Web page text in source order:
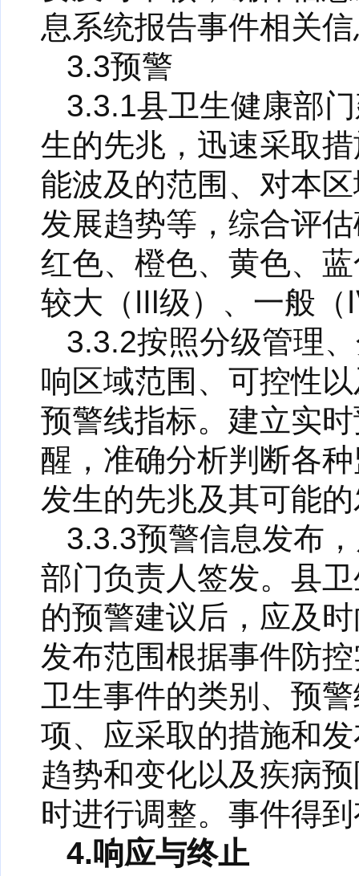
息系统报告事件相关
3.3预警
3.3.1县卫生健康部
生的先兆，迅速采取
能波及的范围、对本
发展趋势等，综合评
红色、橙色、黄色、
较大（Ⅲ级）、一般
3.3.2按照分级管理
响区域范围、可控性
预警线指标。建立实
醒，准确分析判断各
发生的先兆及其可能
3.3.3预警信息发布
部门负责人签发。县
的预警建议后，应及
发布范围根据事件防
卫生事件的类别、预
项、应采取的措施和
趋势和变化以及疾病
时进行调整。事件得
4.响应与终止